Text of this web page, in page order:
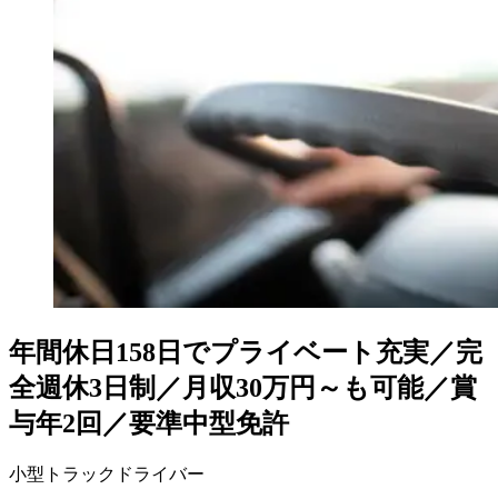
年間休日158日でプライベート充実／完
全週休3日制／月収30万円～も可能／賞
与年2回／要準中型免許
小型トラックドライバー